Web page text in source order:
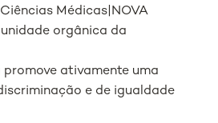
Médicas|NOVA
orgânica da
promove ativamente uma
e de igualdade